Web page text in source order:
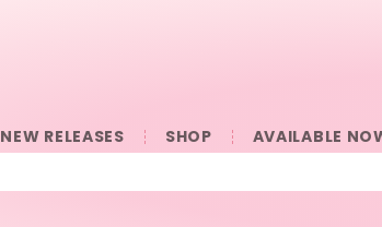
NEW RELEASES SHOP AVAILABLE